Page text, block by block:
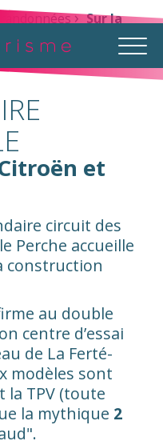
randonnées
Sur la
et
circuit des
Perche accueille
construction
au double
centre d’essai
de La Ferté-
modèles sont
la TPV (toute
la mythique 2